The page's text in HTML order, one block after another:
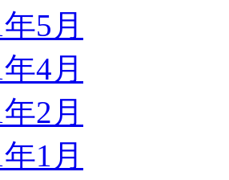
5月
4月
2月
1月